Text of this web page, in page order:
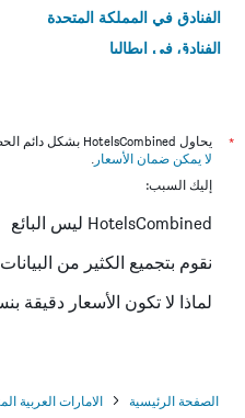
الفنادق في المملكة المتحدة
الفنادق في إيطاليا
*
يحاول HotelsCombined بشكل دائم الحصول على الأسعار الدقيقة، ولكن
لا يمكن ضمان الأسعار .
إليك السبب:
HotelsCombined ليس البائع
نقوم بتجميع الكثير من
لماذا لا تكون الأسعار دقيقة بنسبة
الصفحة الرئيسية الامارات العربية